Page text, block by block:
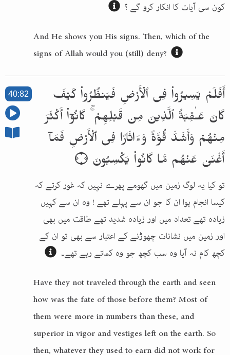
کون سی آیات کا انکار کرو گے ؟
And He shows you His signs. Then, which of the
signs of Allah would you (still) deny?
أَفَلَمْ يَسِيرُوا۟ فِى ٱلْأَرْضِ فَيَنظُرُوا۟ كَيْفَ
كَانَ عَـٰقِبَةُ ٱلَّذِينَ مِن قَبْلِهِمْ ۚ كَانُوٓا۟ أَكْثَرَ
مِنْهُمْ وَأَشَدَّ قُوَّةً وَءَاثَارًا فِى ٱلْأَرْضِ فَمَآ
أَغْنَىٰ عَنْهُم مَّا كَانُوا۟ يَكْسِبُونَ ۝
تو کیا یہ لوگ زمین میں گھومے پھرے نہیں کہ غور کرتے کہ
کیسا انجام ہوا ان کا جو ان سے پہلے تھے ! وہ ان سے کہیں
زیادہ تھے تعداد میں اور زیادہ شدید تھے طاقت میں بھی
اور زمین میں نشانات چھوڑنے کے اعتبار سے بھی تو ان کے
کچھ کام نہ آیا وہ سب کچھ جو وہ کماتے رہے تھے۔
Have they not traveled through the earth and seen
how was the fate of those before them? Most of
them were more in numbers than these, and
superior in vigor and vestiges left on the earth. So
then, whatever they used to earn did not work for
40:82